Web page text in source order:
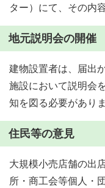
ター）にて、その内
地元説明会の開催
建物設置者は、届出
施設において説明会
知を図る必要がありま
住民等の意見
大規模小売店舗の出
所・商工会等個人・